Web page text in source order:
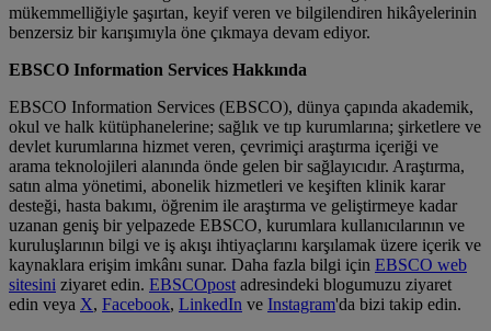
mükemmelliğiyle şaşırtan, keyif veren ve bilgilendiren hikâyelerinin
benzersiz bir karışımıyla öne çıkmaya devam ediyor.
EBSCO Information Services Hakkında
EBSCO Information Services (EBSCO), dünya çapında akademik,
okul ve halk kütüphanelerine; sağlık ve tıp kurumlarına; şirketlere ve
devlet kurumlarına hizmet veren, çevrimiçi araştırma içeriği ve
arama teknolojileri alanında önde gelen bir sağlayıcıdır. Araştırma,
satın alma yönetimi, abonelik hizmetleri ve keşiften klinik karar
desteği, hasta bakımı, öğrenim ile araştırma ve geliştirmeye kadar
uzanan geniş bir yelpazede EBSCO, kurumlara kullanıcılarının ve
kuruluşlarının bilgi ve iş akışı ihtiyaçlarını karşılamak üzere içerik ve
kaynaklara erişim imkânı sunar. Daha fazla bilgi için EBSCO web
sitesini ziyaret edin. EBSCOpost adresindeki blogumuzu ziyaret
edin veya X, Facebook, LinkedIn ve Instagram'da bizi takip edin.